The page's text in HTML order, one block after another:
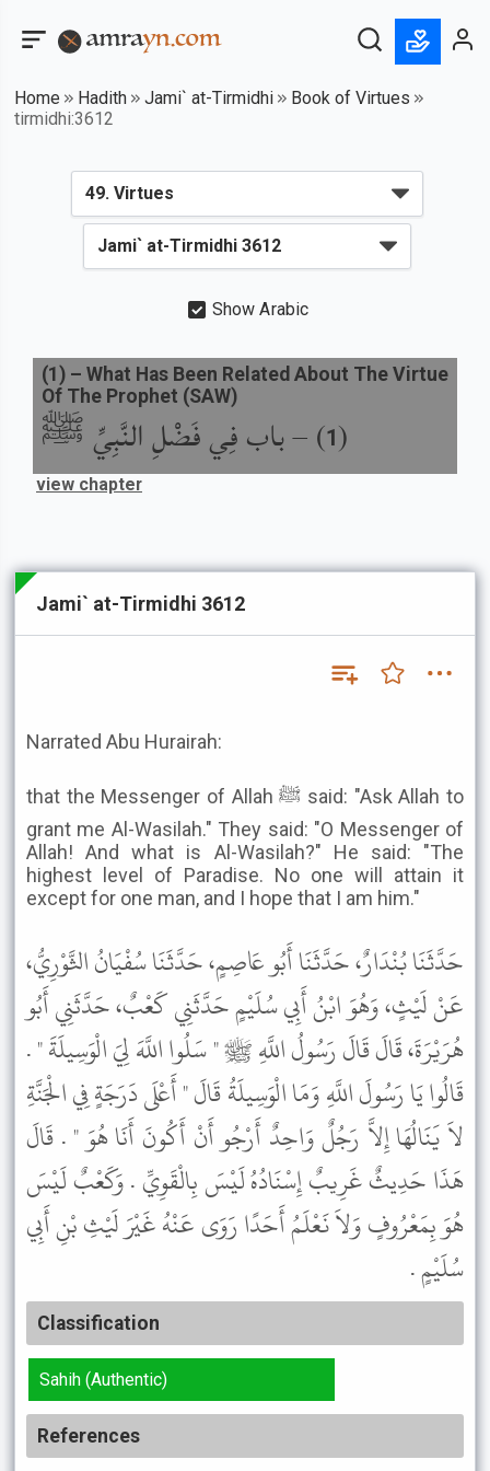
Home Hadith Jami` at-Tirmidhi
Book of Virtues
tirmidhi:3612
Show Arabic
(
1
) –باب فِي فَضْلِ النَّبِيِّ ﷺ
(1 ) – What Has Been Related About The Virtue
Of The Prophet (SAW)
view chapter
Jami` at-Tirmidhi 3612
Narrated Abu Hurairah:
that the Messenger of Allah ﷺ said: "Ask Allah to
grant me Al-Wasilah." They said: "O Messenger of
Allah! And what is Al-Wasilah?" He said: "The
highest level of Paradise. No one will attain it
except for one man, and I hope that I am him."
حَدَّثَنَا بُنْدَارٌ، حَدَّثَنَا أَبُو عَاصِمٍ، حَدَّثَنَا سُفْيَانُ الثَّوْرِيُّ،
عَنْ لَيْثٍ، وَهُوَ ابْنُ أَبِي سُلَيْمٍ حَدَّثَنِي كَعْبٌ، حَدَّثَنِي أَبُو
هُرَيْرَةَ، قَالَ قَالَ رَسُولُ اللَّهِ ﷺ " سَلُوا اللَّهَ لِيَ الْوَسِيلَةَ " .
قَالُوا يَا رَسُولَ اللَّهِ وَمَا الْوَسِيلَةُ قَالَ " أَعْلَى دَرَجَةٍ فِي الْجَنَّةِ
لاَ يَنَالُهَا إِلاَّ رَجُلٌ وَاحِدٌ أَرْجُو أَنْ أَكُونَ أَنَا هُوَ " . قَالَ
هَذَا حَدِيثٌ غَرِيبٌ إِسْنَادُهُ لَيْسَ بِالْقَوِيِّ . وَكَعْبٌ لَيْسَ
هُوَ بِمَعْرُوفٍ وَلاَ نَعْلَمُ أَحَدًا رَوَى عَنْهُ غَيْرَ لَيْثِ بْنِ أَبِي
سُلَيْمٍ .
Classification
Sahih (Authentic)
References